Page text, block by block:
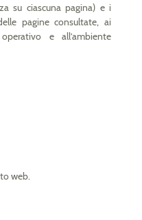
su ciascuna pagina) e i
pagine consultate, ai
e all’ambiente
web.